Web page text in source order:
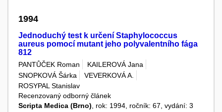
1994
Jednoduchý test k určení Staphylococcus
aureus pomocí mutant jeho polyvalentního fága
812
PANTŮČEK Roman
KAILEROVÁ Jana
SNOPKOVÁ Šárka
VEVERKOVÁ A.
ROSYPAL Stanislav
Recenzovaný odborný článek
Scripta Medica (Brno) , rok: 1994, ročník: 67, vydání: 3